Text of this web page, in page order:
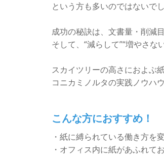
という方も多いのではないでし
成功の秘訣は、文書量・削減
そして、“減らして”“増やさな
スカイツリーの高さにおよぶ
コニカミノルタの実践ノウハ
こんな方におすすめ！
・紙に縛られている働き方を
・オフィス内に紙があふれて